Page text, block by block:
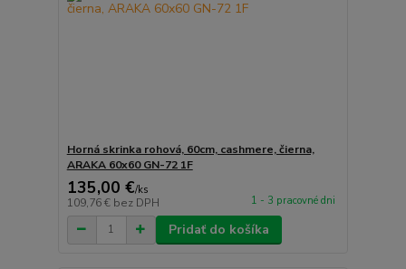
Horná skrinka rohová, 60cm, cashmere, čierna,
ARAKA 60x60 GN-72 1F
135,00 €/ks
109,76 € bez DPH 1 - 3 pracovné dni
Pridať do košíka